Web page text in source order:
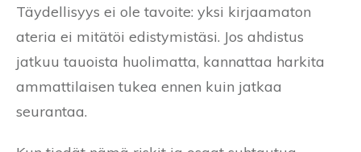
Täydellisyys ei ole tavoite: yksi kirjaamaton
ateria ei mitätöi edistymistäsi. Jos ahdistus
jatkuu tauoista huolimatta, kannattaa harkita
ammattilaisen tukea ennen kuin jatkaa
seurantaa.